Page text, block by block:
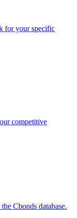
for your specific
competitive
Cbonds database.